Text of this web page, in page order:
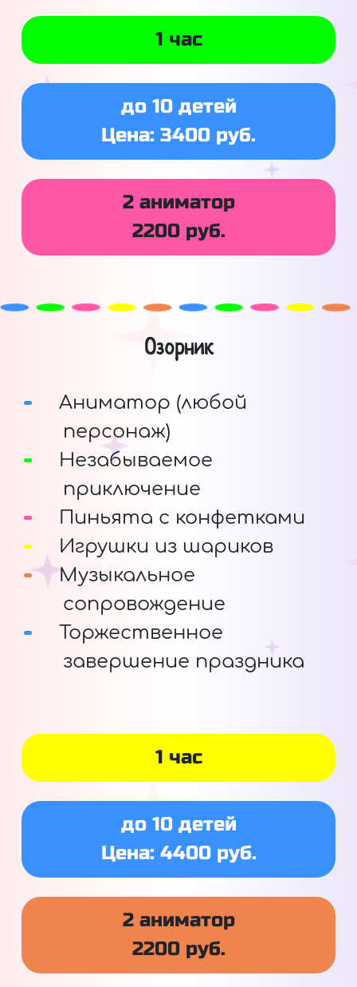
1 час
до 10 детей
Цена: 3400 руб.
2 аниматор
2200 руб.
Озорник
Аниматор (любой
персонаж)
Незабываемое
приключение
Пиньята с конфетками
Игрушки из шариков
Музыкальное
сопровождение
Торжественное
завершение праздника
1 час
до 10 детей
Цена: 4400 руб.
2 аниматор
2200 руб.